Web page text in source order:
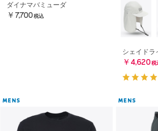
ダイナマバミューダ
￥7,700 税込
シェイドラ
￥4,620 税
MENS MENS